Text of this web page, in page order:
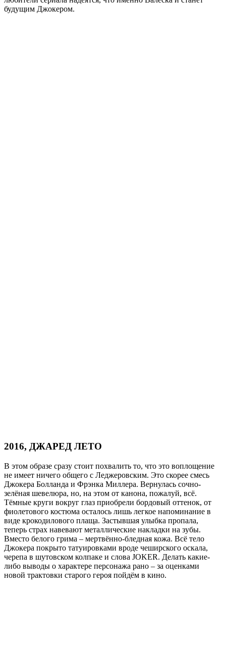
будущим Джокером.
2016, ДЖАРЕД ЛЕТО
В этом образе сразу стоит похвалить то, что это воплощение
не имеет ничего общего с Леджеровским. Это скорее смесь
Джокера Болланда и Фрэнка Миллера. Вернулась сочно-
зелёная шевелюра, но, на этом от канона, пожалуй, всё.
Тёмные круги вокруг глаз приобрели бордовый оттенок, от
фиолетового костюма осталось лишь легкое напоминание в
виде крокодилового плаща. Застывшая улыбка пропала,
теперь страх навевают металлические накладки на зубы.
Вместо белого грима – мертвённо-бледная кожа. Всё тело
Джокера покрыто татуировками вроде чеширского оскала,
черепа в шутовском колпаке и слова JOKER. Делать какие-
либо выводы о характере персонажа рано – за оценками
новой трактовки старого героя пойдём в кино.